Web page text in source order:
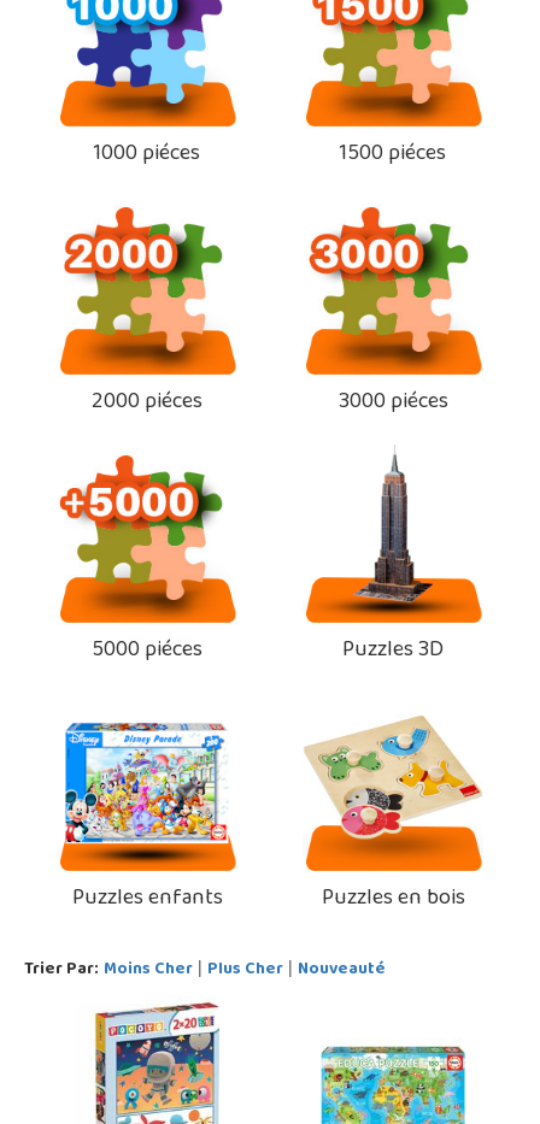
1000 piéces 1500 piéces
2000 piéces 3000 piéces
5000 piéces Puzzles 3D
Puzzles enfants Puzzles en bois
Trier Par: Moins Cher | Plus Cher | Nouveauté